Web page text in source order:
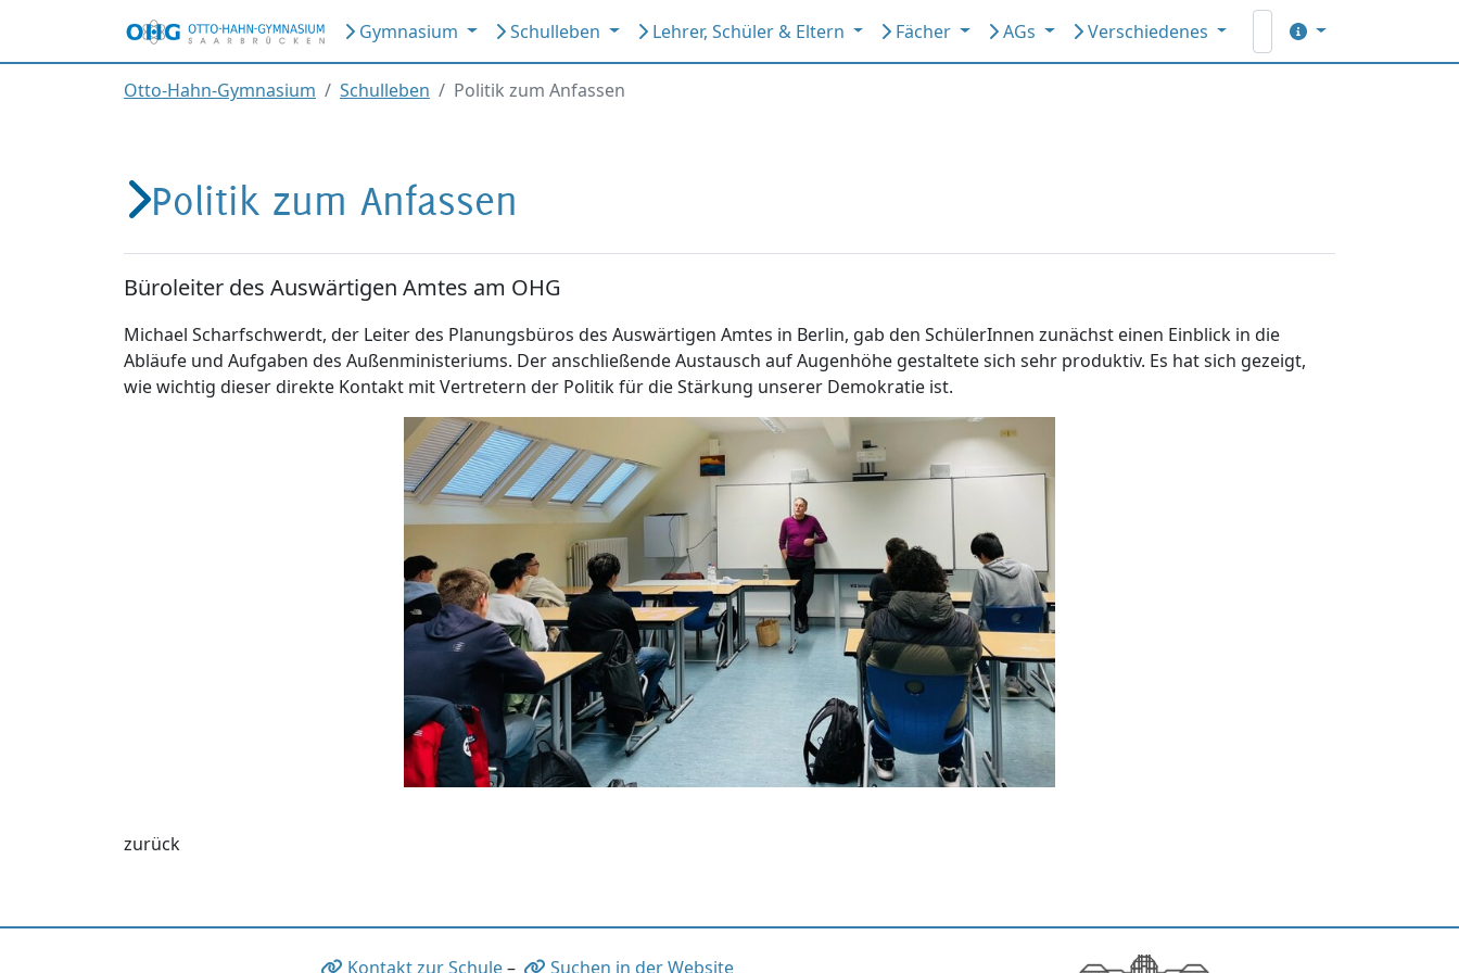
Gymnasium Schulleben Lehrer, Schüler & Eltern Fächer AGs Verschiedenes
Otto-Hahn-Gymnasium Schulleben Politik zum Anfassen
Politik zum Anfassen
Büroleiter des Auswärtigen Amtes am OHG
Michael Scharfschwerdt, der Leiter des Planungsbüros des Auswärtigen Amtes in Berlin, gab den SchülerInnen zunächst einen Einblick in die
Abläufe und Aufgaben des Außenministeriums. Der anschließende Austausch auf Augenhöhe gestaltete sich sehr produktiv. Es hat sich gezeigt,
wie wichtig dieser direkte Kontakt mit Vertretern der Politik für die Stärkung unserer Demokratie ist.
zurück
Kontakt zur Schule– Suchen in der Website